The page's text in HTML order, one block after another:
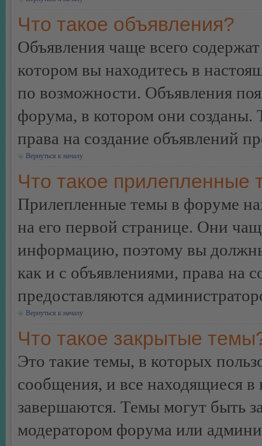
Что такое объявления?
Объявления чаще всего
котором вы находитесь в
по возможности. Объявления
форума, в котором они
права на создание объявлений
Вернуться к началу
Что такое прилепленные
Прилепленные темы в форуме
на его первой странице. Они
информацию, поэтому вы
как и с объявлениями, права на
предоставляются
Вернуться к началу
Что такое закрытые
Это такие темы, в которых
сообщения, и все находящиеся
завершаются. Темы могут быть
модератором форума или